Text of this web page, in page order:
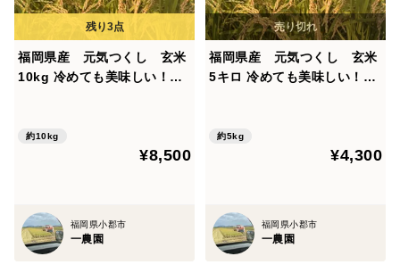
福岡県産 元気つくし 玄米
10kg 冷めても美味しい！
約10kg
¥8,500
福岡県小郡市
一農園
福岡県産 元気つくし 玄米
5キロ 冷めても美味しい！
約5kg
¥4,300
福岡県小郡市
一農園